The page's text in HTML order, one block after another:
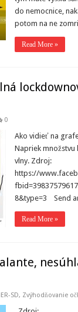
do nemocnice,
potom na ne
Read More »
0
Ako vidieť na
Napriek
vlny. Zdroj:
https://
8&type=3 Send
Read More »
SD, Zvýhodňovanie